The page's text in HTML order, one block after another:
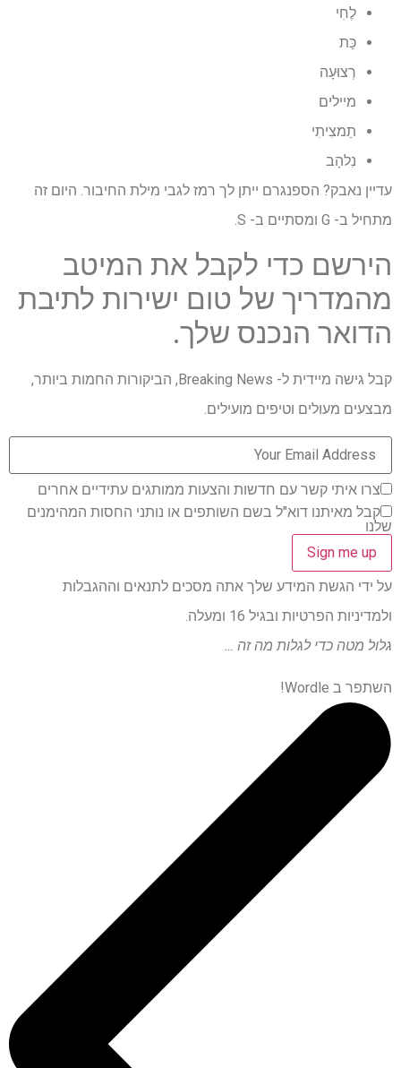
לֶחִי
כַּת
רְצוּעָה
מיילים
תַמצִיתִי
נִלהָב
עדיין נאבק? הספנגרם ייתן לך רמז לגבי מילת החיבור. היום זה
מתחיל ב- G ומסתיים ב- S.
הירשם כדי לקבל את המיטב
מהמדריך של טום ישירות לתיבת
הדואר הנכנס שלך.
קבל גישה מיידית ל- Breaking News, הביקורות החמות ביותר,
מבצעים מעולים וטיפים מועילים.
צרו איתי קשר עם חדשות והצעות ממותגים עתידיים אחרים
קבל מאיתנו דוא"ל בשם השותפים או נותני החסות המהימנים
שלנו
על ידי הגשת המידע שלך אתה מסכים לתנאים וההגבלות
ולמדיניות הפרטיות ובגיל 16 ומעלה.
גלול מטה כדי לגלות מה זה …
השתפר ב Wordle!